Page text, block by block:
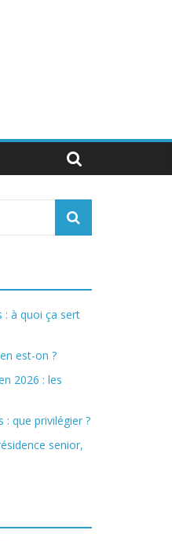
: à quoi ça sert
est-on ?
2026 : les
que privilégier ?
senior,